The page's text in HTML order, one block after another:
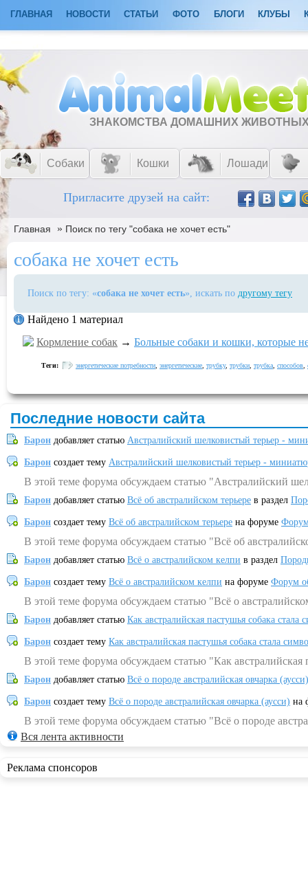
ГЛАВНАЯ НОВОСТИ СТАТЬИ ФОТО БЛОГИ КЛУБЫ
ЗНАКОМСТВА ДОМАШНИХ
Собаки Кошки Лошади
Пригласите друзей на сайт:
Главная » Поиск по тегу "собака не хочет есть"
собака не хочет есть
Поиск по тегу: «собака не хочет есть», искать по другому тегу
Найдено 1 материал
Кормление собак → Больные собаки и кошки, которые не
Теги: энергетические потребности энергетические трубку, трубки трубка способов
Последние новости сайта
Барон добавляет статью Австралийский шелковистый терьер -
Барон создает тему Австралийский шелковистый терьер -
В этой теме форума обсуждаем статью "Австралийский
Барон добавляет статью Всё об австралийском терьере в раздел
Барон создает тему Всё об австралийском терьере на форуме
В этой теме форума обсуждаем статью "Всё об
Барон добавляет статью Всё о австралийском келпи в раздел
Барон создает тему Всё о австралийском келпи на форуме Форум
В этой теме форума обсуждаем статью "Всё о
Барон добавляет статью Как австралийская пастушья собака
Барон создает тему Как австралийская пастушья собака стала
В этой теме форума обсуждаем статью "Как
Барон добавляет статью Всё о породе австралийская овчарка (аусси)
Барон создает тему Всё о породе австралийская овчарка (аусси) на
В этой теме форума обсуждаем статью "Всё о породе
Вся лента активности
Реклама спонсоров